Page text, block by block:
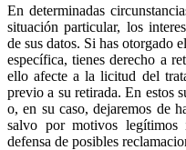
En determinadas
situación particular, los
de sus datos. Si has otorgado
específica, tienes derecho a
ello afecte a la licitud del
previo a su retirada. En estos
o, en su caso, dejaremos de
salvo por motivos
defensa de posibles